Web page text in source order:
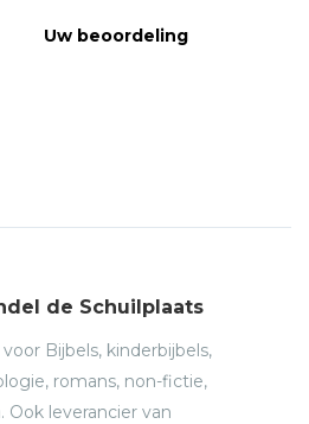
Uw beoordeling
de Schuilplaats
Bijbels, kinderbijbels,
romans, non-fictie,
Ook leverancier van